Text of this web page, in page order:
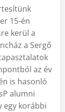
15-én
kerül a
a Sergő
az év
is hasonló
alumni
egy korábbi